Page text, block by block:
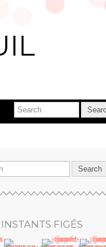
INSTANTS FIGÉS